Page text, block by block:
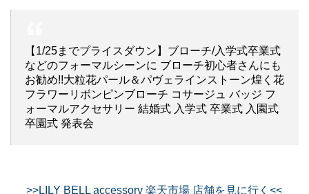
【1/25までプライスダウン】ブローチ/入学式卒業式
などのフォーマルシーンに ブローチ初心者さんにも
お勧め!!大粒花パール＆パヴェラインストーン煌く花
フラワーリボンピンブローチ コサージュ バッジ フ
ォーマルアクセサリー 結婚式 入学式 卒業式 入園式
卒園式 発表会
>>LILY BELL accessory 楽天市場 店舗を見に行く<<